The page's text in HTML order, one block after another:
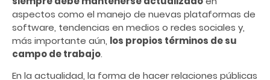
aspectos como el manejo de nuevas plataformas de
software, tendencias en medios o redes sociales y,
más importante aún, los propios términos de su
campo de trabajo.
En la actualidad, la forma de hacer relaciones públicas